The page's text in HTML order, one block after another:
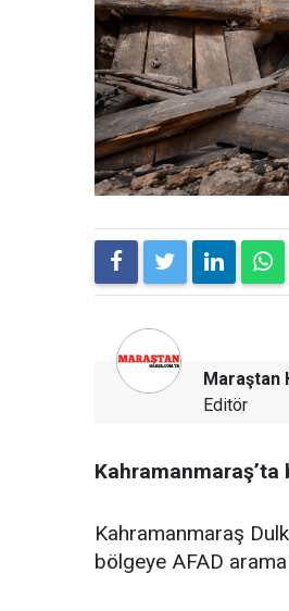
Maraştan
Editör
Kahramanmaraş
bölgeye AFAD